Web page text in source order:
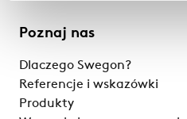
Poznaj nas
Dlaczego Swegon?
Referencje i wskazówki
Produkty